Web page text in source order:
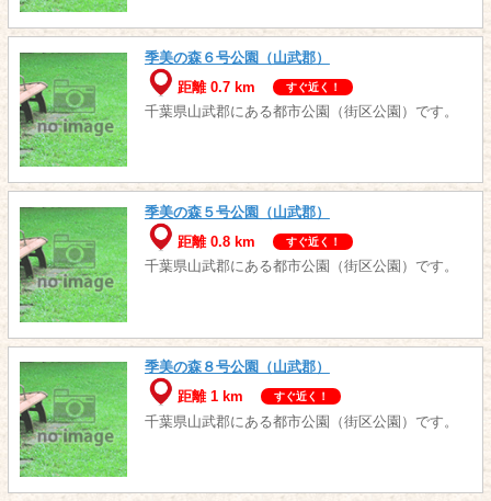
季美の森６号公園（山武郡）
距離 0.7 km
すぐ近く！
千葉県山武郡にある都市公園（街区公園）です。
季美の森５号公園（山武郡）
距離 0.8 km
すぐ近く！
千葉県山武郡にある都市公園（街区公園）です。
季美の森８号公園（山武郡）
距離 1 km
すぐ近く！
千葉県山武郡にある都市公園（街区公園）です。